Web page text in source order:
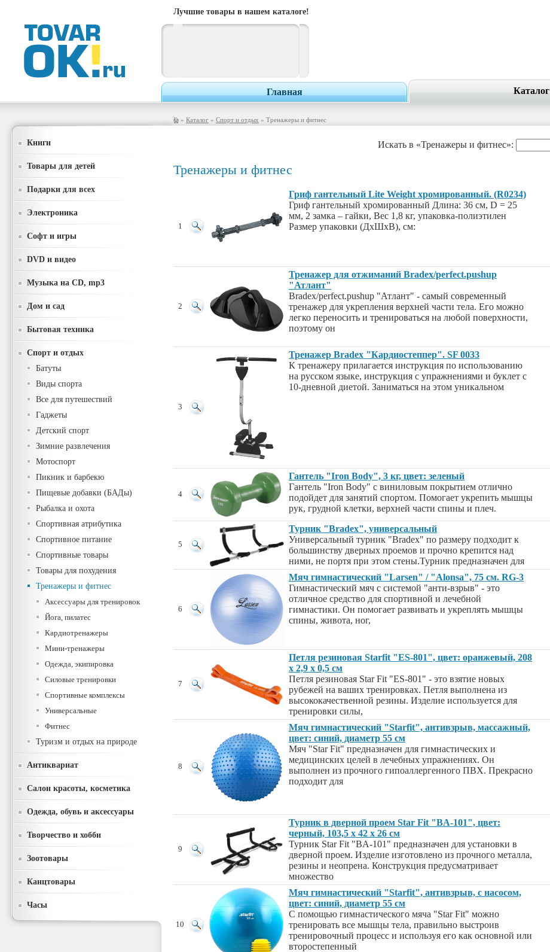
Лучшие товары в нашем каталоге!
Главная Каталог
» Каталог » Спорт и отдых » Тренажеры и фитнес
Книги
Товары для детей
Подарки для всех
Электроника
Софт и игры
DVD и видео
Музыка на CD, mp3
Дом и сад
Бытовая техника
Спорт и отдых
Батуты
Виды спорта
Все для путешествий
Гаджеты
Детский спорт
Зимние развлечения
Мотоспорт
Пикник и барбекю
Пищевые добавки (БАДы)
Рыбалка и охота
Спортивная атрибутика
Спортивное питание
Спортивные товары
Товары для похудения
Тренажеры и фитнес
Аксессуары для тренировок
Йога, пилатес
Кардиотренажеры
Мини-тренажеры
Одежда, экипировка
Силовые тренировки
Спортивные комплексы
Универсальные
Фитнес
Туризм и отдых на природе
Антиквариат
Салон красоты, косметика
Одежда, обувь и аксессуары
Творчество и хобби
Зоотовары
Канцтовары
Часы
Искать в «Тренажеры и фитнес»:
Тренажеры и фитнес
1
Гриф гантельный Lite Weight хромированный. (R0234)
Гриф гантельный хромированный Длина: 36 см, D = 25
мм, 2 замка – гайки, Вес 1,8 кг, упаковка-полиэтилен
Размер упаковки (ДхШхВ), см:
2
Тренажер для отжиманий Bradex/perfect.pushup
"Атлант"
Bradex/perfect.pushup "Атлант" - самый современный
тренажер для укрепления верхней части тела. Его можно
легко переносить и тренироваться на любой поверхности,
поэтому он
3
Тренажер Bradex "Кардиостеппер". SF 0033
К тренажеру прилагается инструкция по использованию
на русском языке, инструкция с упражнениями и буклет с
10-дневной диетой. Заниматься на этом уникальном
4
Гантель "Iron Body", 3 кг, цвет: зеленый
Гантель "Iron Body" с виниловым покрытием отлично
подойдет для занятий спортом. Помогает укрепить мышцы
рук, грудной клетки, верхней части спины и плеч.
5
Турник "Bradex", универсальный
Универсальный турник "Bradex" по размеру подходит к
большинству дверных проемов и прочно крепится над
ними, не портя при этом стены.Турник предназначен для
6
Мяч гимнастический "Larsen" / "Alonsa", 75 см. RG-3
Гимнастический мяч с системой "анти-взрыв" - это
отличное средство для спортивной и лечебной
гимнастики. Он помогает развивать и укреплять мышцы
спины, живота, ног,
7
Петля резиновая Starfit "ES-801", цвет: оранжевый, 208
х 2,9 х 0,5 см
Петля резиновая Star Fit "ES-801" - это взятие новых
рубежей на ваших тренировках. Петля выполнена из
высококачественной резины. Изделие используется для
тренировки силы,
8
Мяч гимнастический "Starfit", антивзрыв, массажный,
цвет: синий, диаметр 55 см
Мяч "Star Fit" предназначен для гимнастических и
медицинских целей в лечебных упражнениях. Он
выполнен из прочного гипоаллергенного ПВХ. Прекрасно
подходит для
9
Турник в дверной проем Star Fit "BA-101", цвет:
черный, 103,5 х 42 х 26 см
Турник Star Fit "BA-101" предназначен для установки в
дверной проем. Изделие изготовлено из прочного металла,
резины и неопрена. Конструкция предусматривает
множество
10
Мяч гимнастический "Starfit", антивзрыв, с насосом,
цвет: синий, диаметр 55 см
С помощью гимнастического мяча "Star Fit" можно
тренировать все мышцы тела, правильно выстроив
тренировочный процесс и используя его как основной или
второстепенный